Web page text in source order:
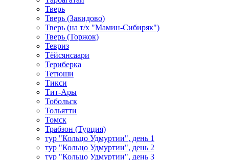
Тверь
Тверь (Завидово)
Тверь (на т/х "Мамин-Сибиряк")
Тверь (Торжок)
Тевриз
Тёйсянсаари
Териберка
Тетюши
Тикси
Тит-Ары
Тобольск
Тольятти
Томск
Трабзон (Турция)
тур "Кольцо Удмуртии", день 1
тур "Кольцо Удмуртии", день 2
тур "Кольцо Удмуртии", день 3